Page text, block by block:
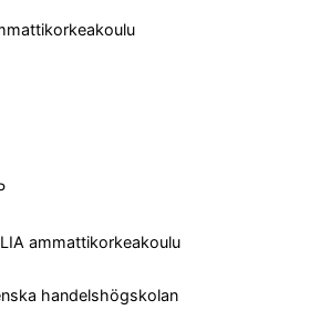
ammattikorkeakoulu
handelshögskolan